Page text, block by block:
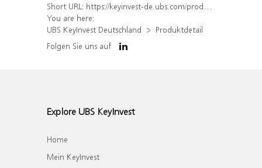
Short URL: https://keyinvest-de.ubs.com/produkt/detail/index/isin/DE000WA7SNC7
You are here:
UBS KeyInvest Deutschland
Produktdetail
Folgen Sie uns auf
Explore UBS KeyInvest
Home
Mein KeyInvest